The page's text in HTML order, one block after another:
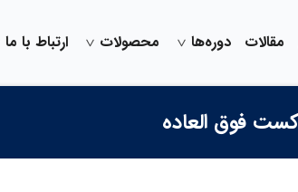
مقالات دوره‌ها محصولات ارتباط با ما